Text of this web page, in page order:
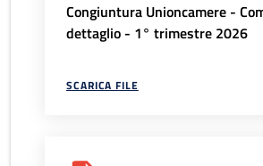
Congiuntura Unioncamere -
dettaglio - 1° trimestre 2026
SCARICA FILE